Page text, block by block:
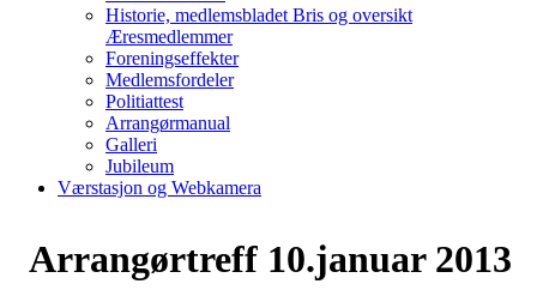
Historie, medlemsbladet Bris og oversikt
Æresmedlemmer
Foreningseffekter
Medlemsfordeler
Politiattest
Arrangørmanual
Galleri
Jubileum
Værstasjon og Webkamera
Arrangørtreff 10.januar 2013